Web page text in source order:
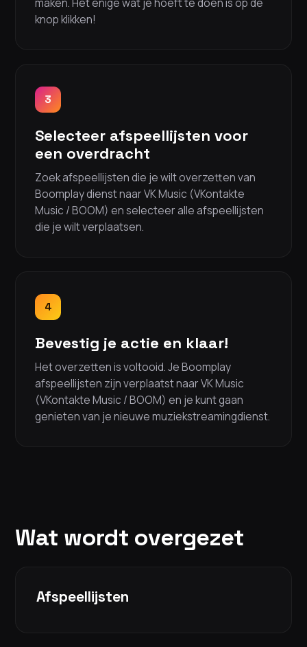
knop klikken!
3
Selecteer afspeellijsten voor
een overdracht
Zoek afspeellijsten die je wilt overzetten van
Boomplay dienst naar VK Music (VKontakte
Music / BOOM) en selecteer alle afspeellijsten
die je wilt verplaatsen.
4
Bevestig je actie en klaar!
Het overzetten is voltooid. Je Boomplay
afspeellijsten zijn verplaatst naar VK Music
(VKontakte Music / BOOM) en je kunt gaan
genieten van je nieuwe muziekstreamingdienst.
Wat wordt overgezet
Afspeellijsten